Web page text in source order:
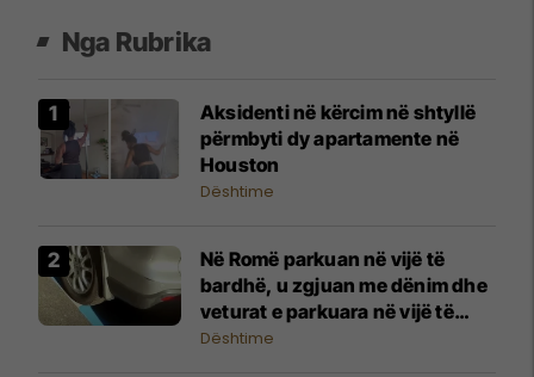
Nga Rubrika
Aksidenti në kërcim në shtyllë
përmbyti dy apartamente në
Houston
Dështime
Në Romë parkuan në vijë të
bardhë, u zgjuan me dënim dhe
veturat e parkuara në vijë të
kaltër
Dështime